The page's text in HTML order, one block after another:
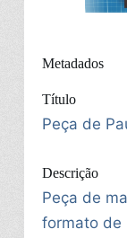
Metadados
Título
Peça de
Descrição
Peça de
formato de